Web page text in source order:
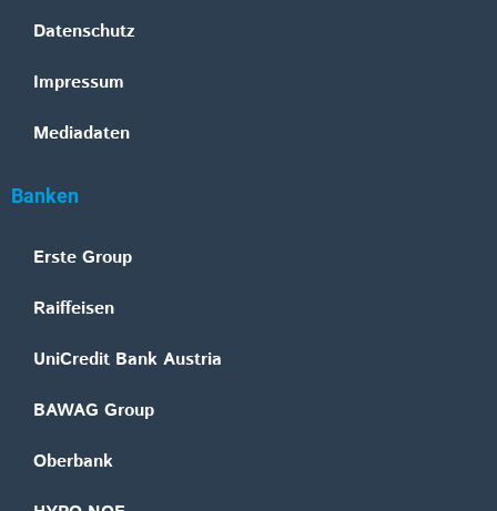
Datenschutz
Impressum
Mediadaten
Banken
Erste Group
Raiffeisen
UniCredit Bank Austria
BAWAG Group
Oberbank